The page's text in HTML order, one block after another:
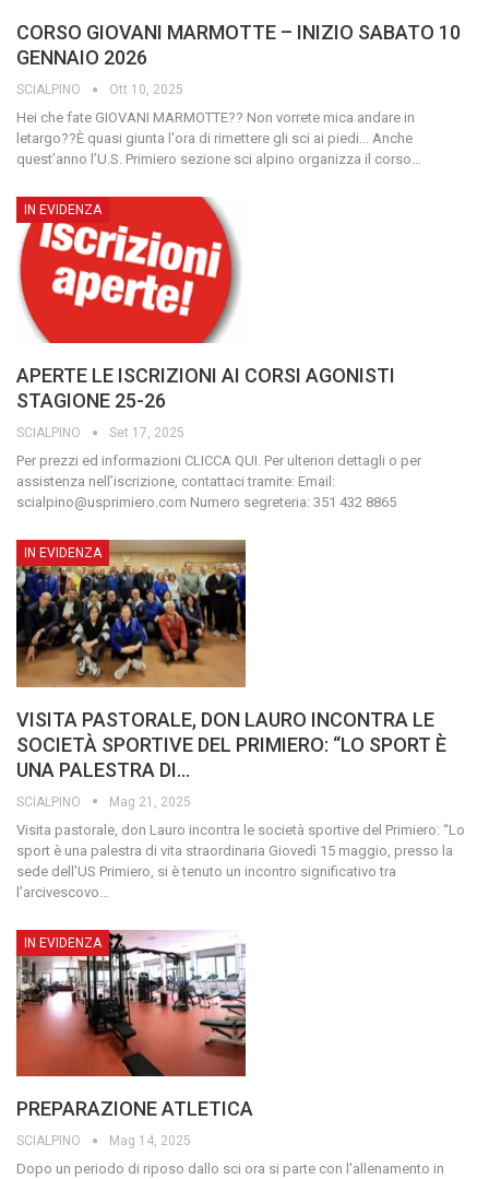
CORSO GIOVANI MARMOTTE – INIZIO SABATO 10
GENNAIO 2026
SCIALPINO Ott 10, 2025
Hei che fate GIOVANI MARMOTTE?? Non vorrete mica andare in
letargo??È quasi giunta l'ora di rimettere gli sci ai piedi... Anche
quest’anno l’U.S. Primiero sezione sci alpino organizza il corso
IN EVIDENZA
APERTE LE ISCRIZIONI AI CORSI AGONISTI
STAGIONE 25-26
SCIALPINO Set 17, 2025
Per prezzi ed informazioni CLICCA QUI. Per ulteriori dettagli o per
assistenza nell’iscrizione, contattaci tramite: Email:
scialpino@usprimiero.com Numero segreteria: 351 432 8865
IN EVIDENZA
VISITA PASTORALE, DON LAURO INCONTRA LE
SOCIETÀ SPORTIVE DEL PRIMIERO: “LO SPORT È
UNA PALESTRA DI…
SCIALPINO Mag 21, 2025
Visita pastorale, don Lauro incontra le società sportive del Primiero: “Lo
sport è una palestra di vita straordinaria Giovedì 15 maggio, presso la
sede dell’US Primiero, si è tenuto un incontro significativo tra
l’arcivescovo
IN EVIDENZA
PREPARAZIONE ATLETICA
SCIALPINO Mag 14, 2025
Dopo un periodo di riposo dallo sci ora si parte con l'allenamento in